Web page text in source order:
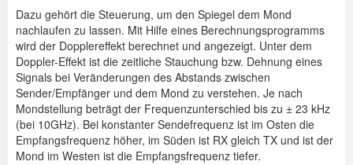
Dazu gehört die Steuerung, um den Spiegel dem Mond
nachlaufen zu lassen. Mit Hilfe eines Berechnungsprogramms
wird der Dopplereffekt berechnet und angezeigt. Unter dem
Doppler-Effekt ist die zeitliche Stauchung bzw. Dehnung eines
Signals bei Veränderungen des Abstands zwischen
Sender/Empfänger und dem Mond zu verstehen. Je nach
Mondstellung beträgt der Frequenzunterschied bis zu ± 23 kHz
(bei 10GHz). Bei konstanter Sendefrequenz ist im Osten die
Empfangsfrequenz höher, im Süden ist RX gleich TX und ist der
Mond im Westen ist die Empfangsfrequenz tiefer.